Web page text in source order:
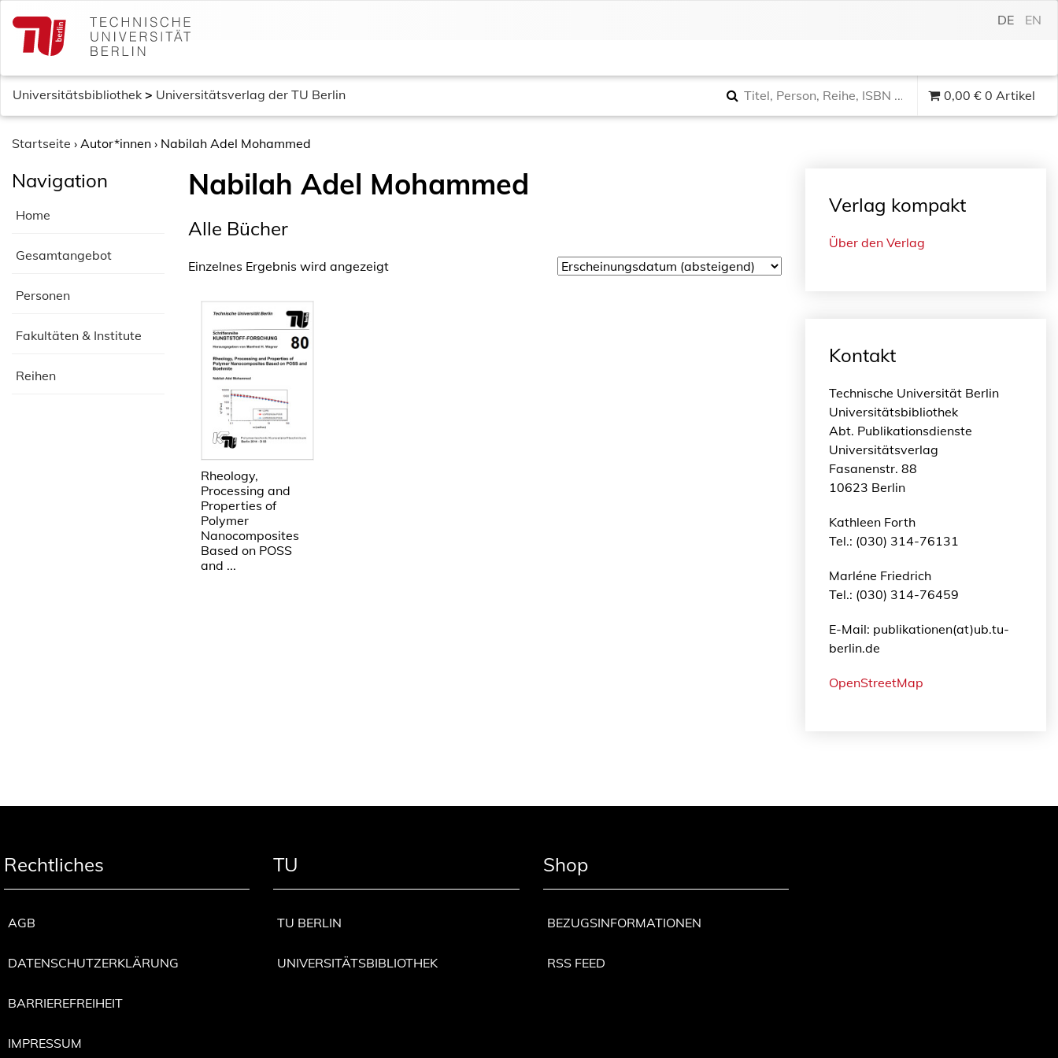
c
DE EN
Universitätsbibliothek > Universitätsverlag der TU Berlin 0,00 € 0 Artikel
Startseite › Autor*innen › Nabilah Adel Mohammed
Navigation
Home
Gesamtangebot
Personen
Fakultäten & Institute
Reihen
Nabilah Adel Mohammed
Alle Bücher
Einzelnes Ergebnis wird angezeigt
Rheology,
Processing and
Properties of
Polymer
Nanocomposites
Based on POSS
and ...
Verlag kompakt
Über den Verlag
Kontakt
Technische Universität Berlin
Universitätsbibliothek
Abt. Publikationsdienste
Universitätsverlag
Fasanenstr. 88
10623 Berlin
Kathleen Forth
Tel.: (030) 314-76131
Marléne Friedrich
Tel.: (030) 314-76459
E-Mail: publikationen(at)ub.tu-
berlin.de
OpenStreetMap
Rechtliches
AGB
DATENSCHUTZERKLÄRUNG
BARRIEREFREIHEIT
IMPRESSUM
TU
TU BERLIN
UNIVERSITÄTSBIBLIOTHEK
Shop
BEZUGSINFORMATIONEN
RSS FEED